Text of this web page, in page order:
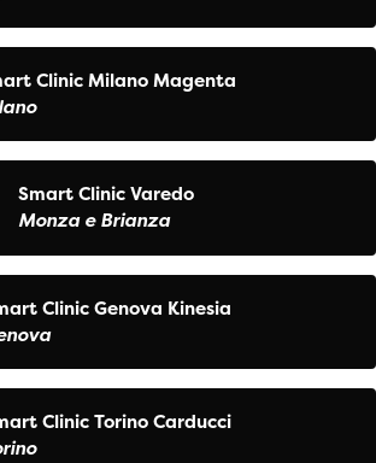
Clinic Milano Magenta
Smart Clinic Varedo
Monza e Brianza
Clinic Genova Kinesia
Clinic Torino Carducci